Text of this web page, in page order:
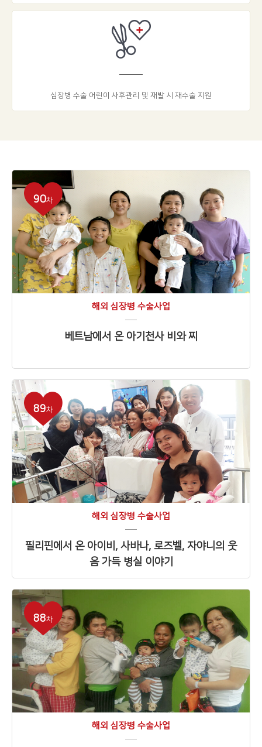
심장병 수술 어린이 사후관리 및 재발 시 재수술 지원
해외 심장병 수술사업
베트남에서 온 아기천사 비와 찌
90차
해외 심장병 수술사업
필리핀에서 온 아이비, 사바나, 로즈벨, 자야니의 웃
음 가득 병실 이야기
89차
해외 심장병 수술사업
88차